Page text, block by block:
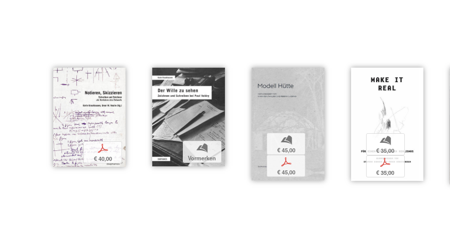
p
€ 40,00
b
Vormerken
b
€ 45,00
p
€ 45,00
b
€ 35,00
p
€ 35,00